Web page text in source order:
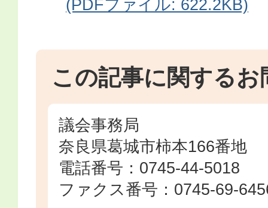
(PDFファイル: 622.2KB)
この記事に関するお
議会事務局
奈良県葛城市柿本166番地
電話番号：0745-44-5018
ファクス番号：0745-69-